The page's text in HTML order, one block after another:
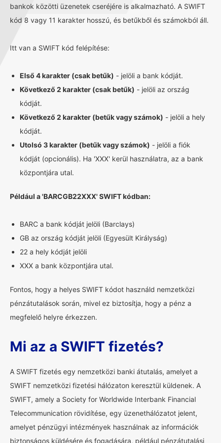
bankok közötti üzenetek cseréjére is alkalmazható. A SWIFT
kód 8 vagy 11 karakter hosszú, és betűkből és számokból áll.
Itt van a SWIFT kód felépítése:
Első 4 karakter (csak betűk) - jelöli a bank kódját.
Következő 2 karakter (csak betűk) - jelöli az ország
kódját.
Következő 2 karakter (betűk vagy számok) - jelöli a hely
kódját.
Utolsó 3 karakter (betűk vagy számok) - jelöli a fiók
kódját (opcionális). Ha 'XXX' kerül használatra, az a bank
központjára utal.
Például a 'BARCGB22XXX' SWIFT kódban:
BARC a bank kódját jelöli (Barclays)
GB az ország kódját jelöli (Egyesült Királyság)
22 a hely kódját jelöli
XXX a bank központjára utal.
Fontos, hogy a helyes SWIFT kódot használd nemzetközi
pénzátutalások során, mivel ez biztosítja, hogy a pénz a
megfelelő helyre érkezzen.
Mi az a SWIFT fizetés?
A SWIFT fizetés egy nemzetközi banki átutalás, amelyet a
SWIFT nemzetközi fizetési hálózaton keresztül küldenek. A
SWIFT, amely a Society for Worldwide Interbank Financial
Telecommunication rövidítése, egy üzenethálózatot jelent,
amelyet pénzügyi intézmények használnak az információk
biztonságos küldésére és fogadására, például pénzátutalási